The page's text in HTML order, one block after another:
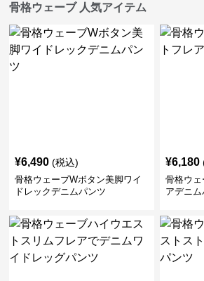
骨格ウェーブ 人気アイテム
¥6,490 (税込)
骨格ウェーブWボタン美脚ワイ
ドレックデニムパンツ
¥6,180
骨格ウ
アデニム